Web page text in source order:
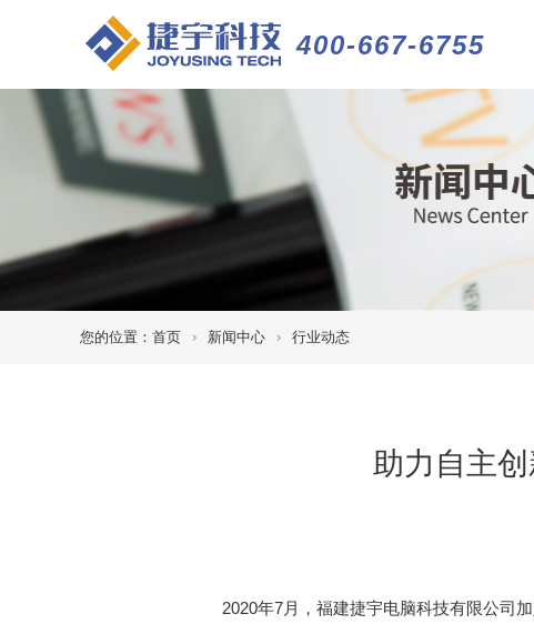
400-667-6755
您的位置： 首页 新闻中心 行业动态
助力自主
2020年7月，福建捷宇电脑科技有限公司